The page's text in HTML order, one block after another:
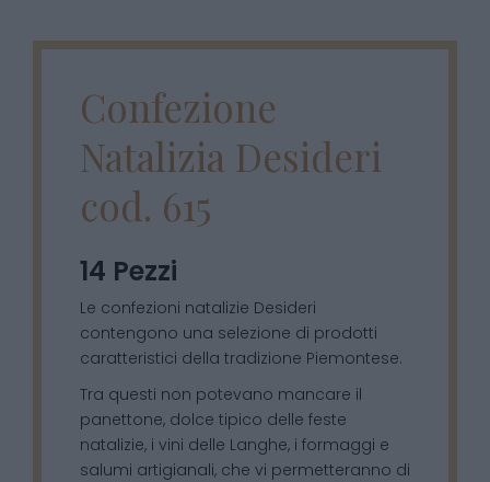
Confezione
Natalizia Desideri
cod. 615
14 Pezzi
Le confezioni natalizie Desideri
contengono una selezione di prodotti
caratteristici della tradizione Piemontese.
Tra questi non potevano mancare il
panettone, dolce tipico delle feste
natalizie, i vini delle Langhe, i formaggi e
salumi artigianali, che vi permetteranno di